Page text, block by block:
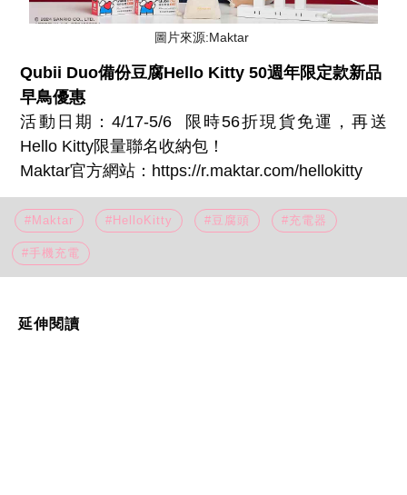
圖片來源:Maktar
Qubii Duo備份豆腐Hello Kitty 50週年限定款新品
早鳥優惠
活動日期：4/17-5/6 限時56折現貨免運，再送
Hello Kitty限量聯名收納包！
Maktar官方網站：https://r.maktar.com/hellokitty
#Maktar #HelloKitty #豆腐頭 #充電器
#手機充電
延伸閱讀